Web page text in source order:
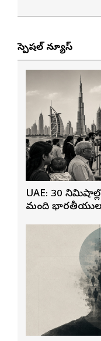
స్పెషల్ న్యూస్
UAE: 30
మంది